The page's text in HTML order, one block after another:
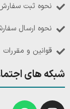
نحوه ثبت
نحوه ارسال
قوانین و مقررات
شبکه های